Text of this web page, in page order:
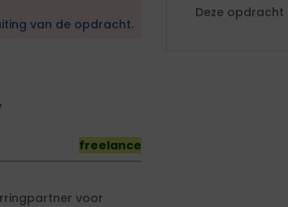
van de opdracht.
freelance
voor
Deze opdracht